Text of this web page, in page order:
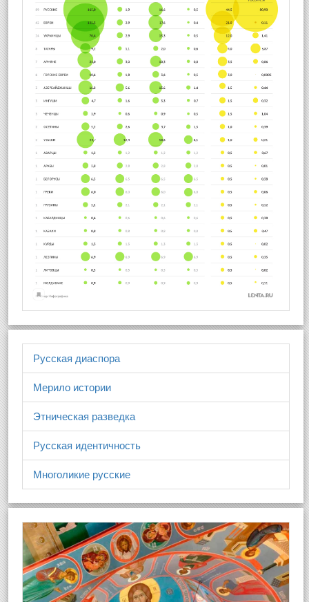
Русская диаспора
Мерило истории
Этническая разведка
Русская идентичность
Многоликие русские